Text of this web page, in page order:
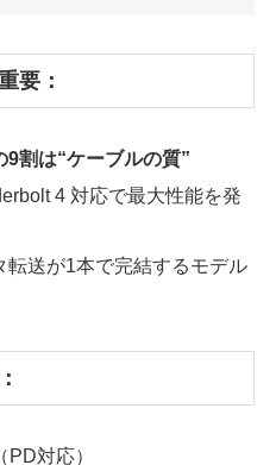
要：
割は“ケーブルの質”
4 対応で最大性能を発
転送が1本で完結するモデル
対応）